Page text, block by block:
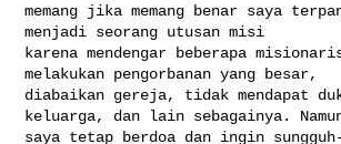
memang jika memang benar saya
menjadi seorang utusan misi
karena mendengar beberapa
melakukan pengorbanan yang besar,
diabaikan gereja, tidak mendapat
keluarga, dan lain sebagainya.
saya tetap berdoa dan ingin sungguh-